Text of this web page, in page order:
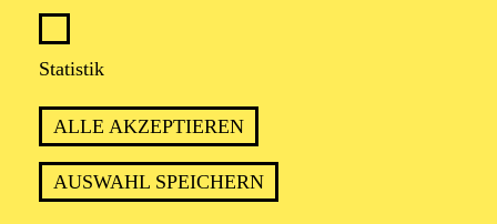
Statistik
ALLE AKZEPTIEREN
AUSWAHL SPEICHERN
PREMIERE
05. Juni 2026